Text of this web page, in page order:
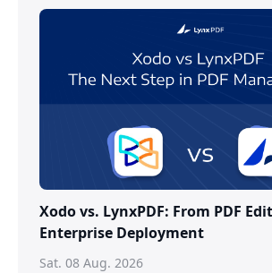
Xodo vs. LynxPDF: From PDF
Enterprise Deployment
Sat. 08 Aug. 2026